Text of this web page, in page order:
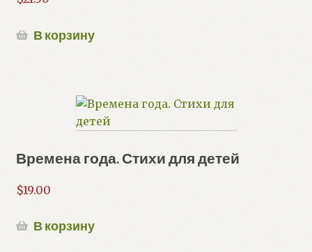
В корзину
Времена года. Стихи для детей
$19.00
В корзину